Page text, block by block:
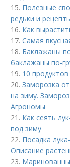
15. Полезные
редьки и рецепты
16. Как
17.Самая
18. Баклажаны
баклажаны по-
19. 10
20.Заморозка
на зиму.
Агрономы
21. Как сеять
под зиму
22. Посадка
Описание
23.